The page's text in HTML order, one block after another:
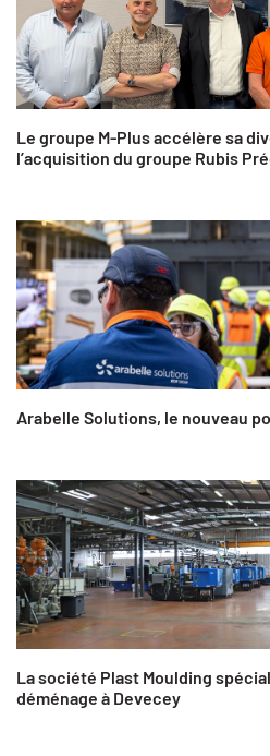
Le groupe M-Plus accélère sa
l’acquisition du groupe Rubis
Arabelle Solutions, le nouveau
La société Plast Moulding
déménage à Devecey